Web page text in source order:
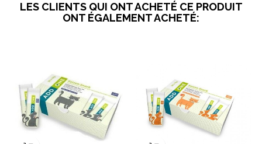
LES CLIENTS QUI ONT ACHETÉ CE PRODUIT
ONT ÉGALEMENT ACHETÉ: